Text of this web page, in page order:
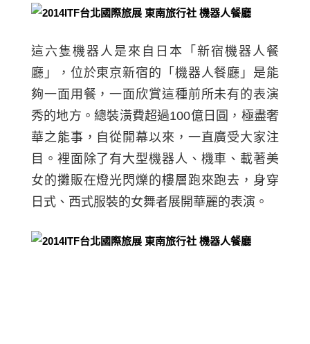
這 六隻機器人是來自日本「新宿機器人餐
廳」， 位於東京新宿的「機器人餐廳」是能
夠一面用餐，一面欣賞這種前所未有的表演
秀的地方。總裝潢費超過100億日圓，極盡奢
華之能事，自從開幕以來，一直廣受大家注
目。 裡面除了有大型機器人、機車、載著美
女的攤販在燈光閃爍的樓層跑來跑去，身穿
日式、西式服裝的女舞者展開華麗的表演。